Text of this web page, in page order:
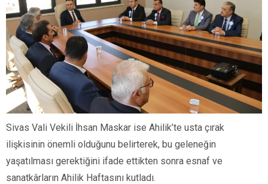
Sivas Vali Vekili İhsan Maskar ise Ahilik’te usta çırak
ilişkisinin önemli olduğunu belirterek, bu geleneğin
yaşatılması gerektiğini ifade ettikten sonra esnaf ve
sanatkârların Ahilik Haftasını kutladı.